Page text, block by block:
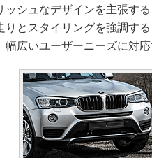
ッシュなデザインを主張す
りとスタイリングを強調す
幅広いユーザーニーズに対